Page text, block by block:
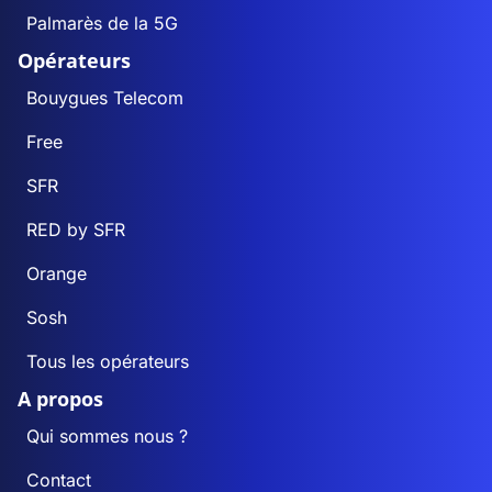
Palmarès de la 5G
Opérateurs
Bouygues Telecom
Free
SFR
RED by SFR
Orange
Sosh
Tous les opérateurs
A propos
Qui sommes nous ?
Contact